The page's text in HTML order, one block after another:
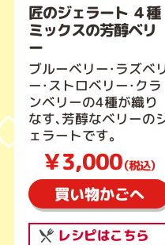
匠のジェラート ４種
ミックスの芳醇ベリ
ー
ブルーベリー・ラズベ
ー・ストロベリー・クラ
ンベリーの4種が織り
なす、芳醇なベリーの
ェラートです。
￥3,000（税込）
買い物かごへ
レシピはこちら